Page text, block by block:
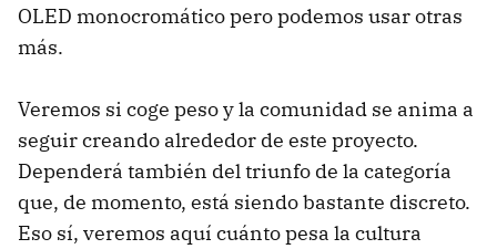
OLED monocromático pero podemos usar otras
más.
Veremos si coge peso y la comunidad se anima a
seguir creando alrededor de este proyecto.
Dependerá también del triunfo de la categoría
que, de momento, está siendo bastante discreto.
Eso sí, veremos aquí cuánto pesa la cultura